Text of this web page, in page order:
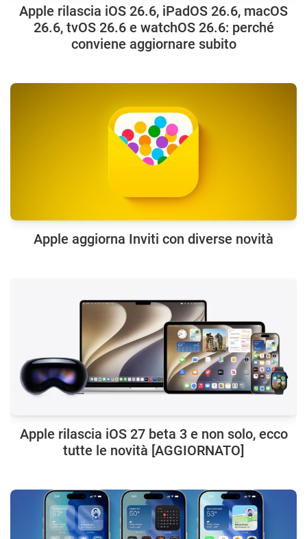
Apple rilascia iOS 26.6, iPadOS 26.6, macOS
26.6, tvOS 26.6 e watchOS 26.6: perché
conviene aggiornare subito
Apple aggiorna Inviti con diverse novità
Apple rilascia iOS 27 beta 3 e non solo, ecco
tutte le novità [AGGIORNATO]